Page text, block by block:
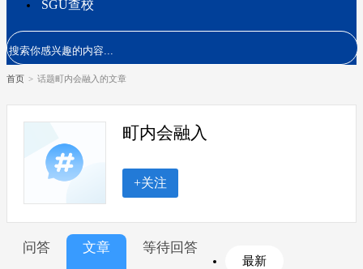
SGU查校
首页 > 话题町内会融入的文章
町内会融入
+关注
问答 文章 等待回答
最新